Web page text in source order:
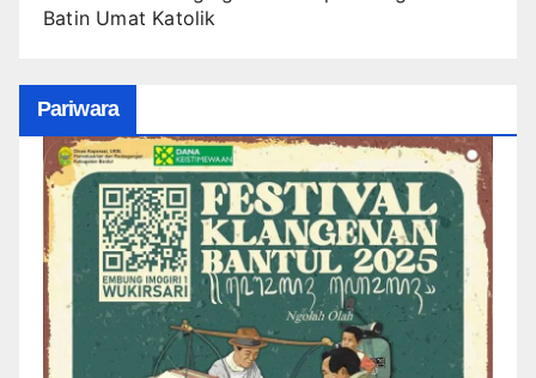
Batin Umat Katolik
Pariwara